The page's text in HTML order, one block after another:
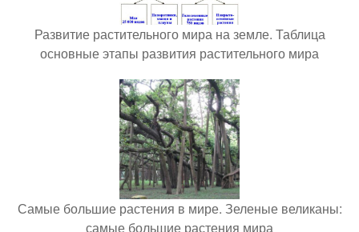
Развитие растительного мира на земле. Таблица
основные этапы развития растительного мира
Самые большие растения в мире. Зеленые великаны:
самые большие растения мира